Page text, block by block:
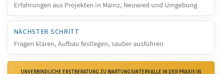
Erfahrungen aus Projekten in Mainz, Neuwied und Umgebung
NÄCHSTER SCHRITT
Fragen klären, Aufbau festlegen, sauber ausführen
UNVERBINDLICHE ERSTBERATUNG ZU WARTUNGSINTERVALLE IN DER PRAXIS IN